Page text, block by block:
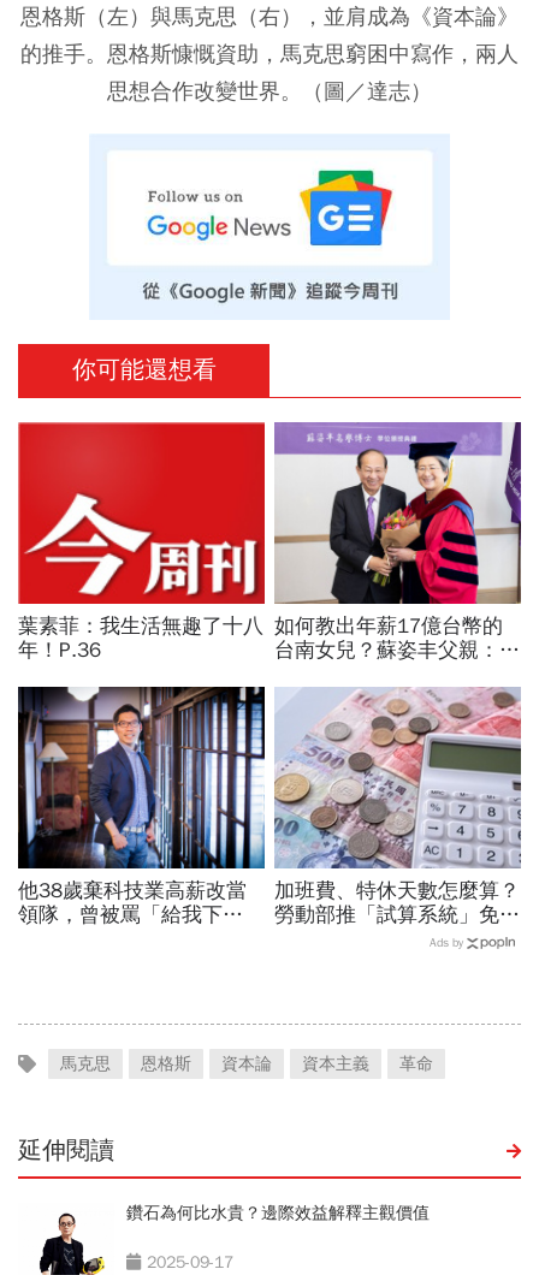
恩格斯（左）與馬克思（右），並肩成為《資本論》
的推手。恩格斯慷慨資助，馬克思窮困中寫作，兩人
思想合作改變世界。（圖／達志）
你可能還想看
葉素菲：我生活無趣了十八
年！P.36
如何教出年薪17億台幣的
台南女兒？蘇姿丰父親：她
念 「正面看待失敗、勇於
冒險、面對挑戰！」
他38歲棄科技業高薪改當
領隊，曾被罵「給我下
加班費、特休天數怎麼算？
勞動部推「試算系統」免代
公式一鍵就能算，連勞退、
Ads by
馬克思 恩格斯 資本論 資本主義 革命
延伸閱讀
鑽石為何比水貴？邊際效益解釋主觀價值
2025-09-17